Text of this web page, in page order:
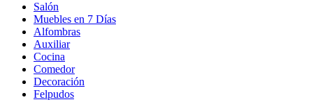
Salón
Muebles en 7 Días
Alfombras
Auxiliar
Cocina
Comedor
Decoración
Felpudos